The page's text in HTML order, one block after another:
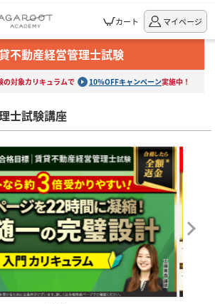
カート マイページ
不動産経営管理士試験
の対象カリキュラムで 10%OFFキャンペーン実施中！
士試験講座